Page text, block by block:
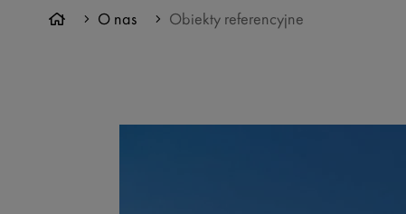
O nas Obiekty referencyjne